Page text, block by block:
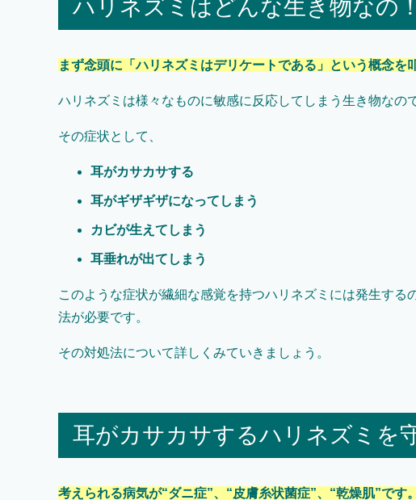
ハリネズミはどんな生き物なの
まず念頭に「ハリネズミはデリケートである」という概念を
ハリネズミは様々なものに敏感に反応してしまう生き物なの
その症状として、
耳がカサカサする
耳がギザギザになってしまう
カビが生えてしまう
耳垂れが出てしまう
このような症状が繊細な感覚を持つハリネズミには発生す
法が必要です。
その対処法について詳しくみていきましょう。
耳がカサカサするハリネズミを
考えられる病気が“ダニ症”、“皮膚糸状菌症”、“乾燥肌”です。